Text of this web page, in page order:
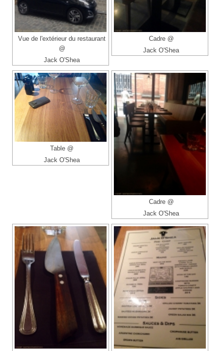
Vue de l'extérieur du restaurant
@
Jack O'Shea
Cadre @
Jack O'Shea
Table @
Jack O'Shea
Cadre @
Jack O'Shea